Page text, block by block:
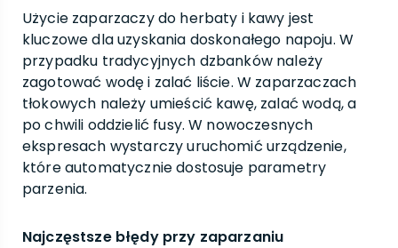
Użycie zaparzaczy do herbaty i kawy jest
kluczowe dla uzyskania doskonałego napoju. W
przypadku tradycyjnych dzbanków należy
zagotować wodę i zalać liście. W zaparzaczach
tłokowych należy umieścić kawę, zalać wodą, a
po chwili oddzielić fusy. W nowoczesnych
ekspresach wystarczy uruchomić urządzenie,
które automatycznie dostosuje parametry
parzenia.
Najczęstsze błędy przy zaparzaniu